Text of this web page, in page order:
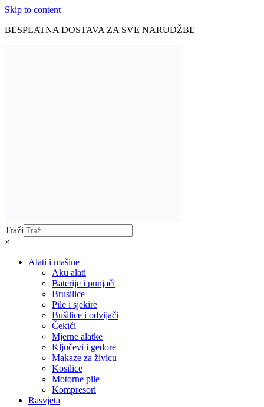
Skip to content
BESPLATNA DOSTAVA ZA SVE NARUDŽBE
Traži
×
Alati i mašine
Aku alati
Baterije i punjači
Brusilice
Pile i sjekire
Bušilice i odvijači
Čekići
Mjerne alatke
Ključevi i gedore
Makaze za živicu
Kosilice
Motorne pile
Kompresori
Rasvjeta